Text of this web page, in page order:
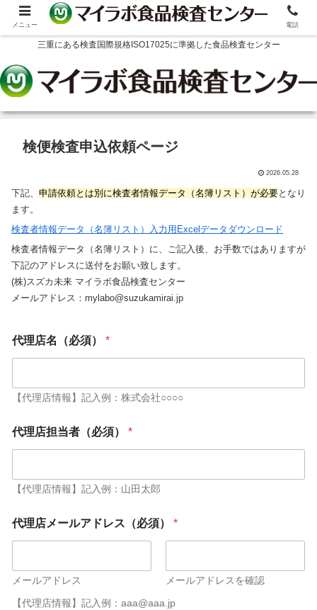
三重にある検査国際規格ISO17025に準拠した食品検査センター
検便検査申込依頼ページ
2026.05.28
下記、 申請依頼とは別に検査者情報データ（名簿リスト）が必要となり
ます。
検査者情報データ（名簿リスト）入力用Excelデータダウンロード
検査者情報データ（名簿リスト）に、ご記入後、お手数ではありますが
下記のアドレスに送付をお願い致します。
(株)スズカ未来 マイラボ食品検査センター
メールアドレス：mylabo@suzukamirai.jp
代理店名（必須） *
【代理店情報】記入例：株式会社○○○○
代理店担当者（必須） *
【代理店情報】記入例：山田太郎
代理店メールアドレス（必須） *
メールアドレス
メールアドレスを確認
【代理店情報】記入例：aaa@aaa.jp
メニュー 電話